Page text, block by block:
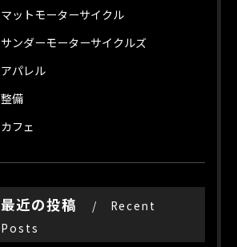
マットモーターサイクル
サンダーモーターサイクルズ
アパレル
整備
カフェ
最近の投稿
Recent
Posts